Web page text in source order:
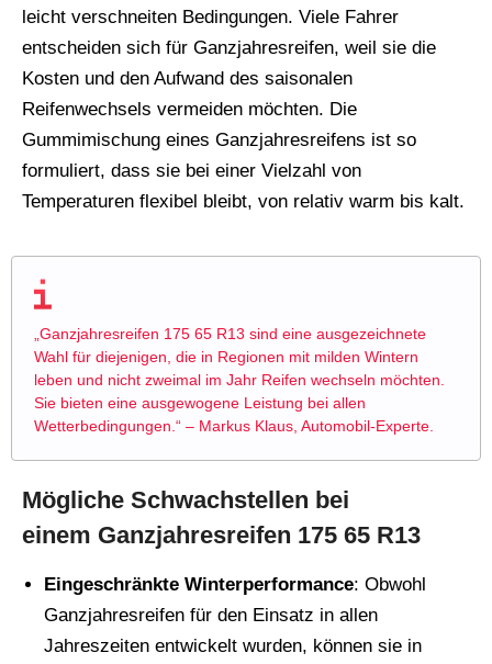
leicht verschneiten Bedingungen. Viele Fahrer
entscheiden sich für Ganzjahresreifen, weil sie die
Kosten und den Aufwand des saisonalen
Reifenwechsels vermeiden möchten. Die
Gummimischung eines Ganzjahresreifens ist so
formuliert, dass sie bei einer Vielzahl von
Temperaturen flexibel bleibt, von relativ warm bis kalt.
„Ganzjahresreifen 175 65 R13 sind eine ausgezeichnete
Wahl für diejenigen, die in Regionen mit milden Wintern
leben und nicht zweimal im Jahr Reifen wechseln möchten.
Sie bieten eine ausgewogene Leistung bei allen
Wetterbedingungen.“ – Markus Klaus, Automobil-Experte.
Mögliche Schwachstellen bei
einem Ganzjahresreifen 175 65 R13
Eingeschränkte Winterperformance: Obwohl
Ganzjahresreifen für den Einsatz in allen
Jahreszeiten entwickelt wurden, können sie in